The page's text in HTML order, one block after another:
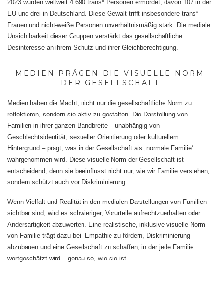
2023 wurden weltweit 4.690 trans* Personen ermordet, davon 107 in der
EU und drei in Deutschland. Diese Gewalt trifft insbesondere trans*
Frauen und nicht-weiße Personen unverhältnismäßig stark. Die mediale
Unsichtbarkeit dieser Gruppen verstärkt das gesellschaftliche
Desinteresse an ihrem Schutz und ihrer Gleichberechtigung.
MEDIEN PRÄGEN DIE VISUELLE NORM
DER GESELLSCHAFT
Medien haben die Macht, nicht nur die gesellschaftliche Norm zu
reflektieren, sondern sie aktiv zu gestalten. Die Darstellung von
Familien in ihrer ganzen Bandbreite – unabhängig von
Geschlechtsidentität, sexueller Orientierung oder kulturellem
Hintergrund – prägt, was in der Gesellschaft als „normale Familie“
wahrgenommen wird. Diese visuelle Norm der Gesellschaft ist
entscheidend, denn sie beeinflusst nicht nur, wie wir Familie verstehen,
sondern schützt auch vor Diskriminierung.
Wenn Vielfalt und Realität in den medialen Darstellungen von Familien
sichtbar sind, wird es schwieriger, Vorurteile aufrechtzuerhalten oder
Andersartigkeit abzuwerten. Eine realistische, inklusive visuelle Norm
von Familie trägt dazu bei, Empathie zu fördern, Diskriminierung
abzubauen und eine Gesellschaft zu schaffen, in der jede Familie
wertgeschätzt wird – genau so, wie sie ist.